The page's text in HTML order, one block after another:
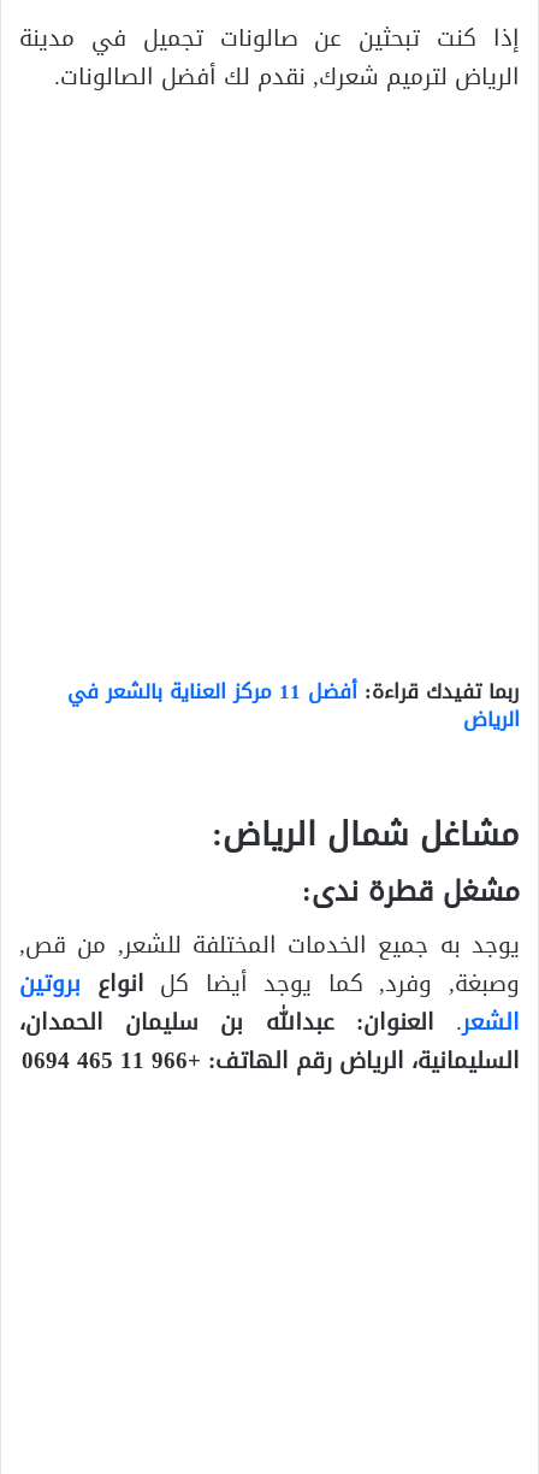
إذا كنت تبحثين عن صالونات تجميل في مدينة
الرياض لترميم شعرك, نقدم لك أفضل الصالونات.
ربما تفيدك قراءة: أفضل 11 مركز العناية بالشعر في
الرياض
مشاغل شمال الرياض:
مشغل قطرة ندى:
يوجد به جميع الخدمات المختلفة للشعر, من قص,
وصبغة, وفرد, كما يوجد أيضا كل انواع بروتين
الشعر. العنوان: عبدالله بن سليمان الحمدان،
السليمانية، الرياض رقم الهاتف: +966 11 465 0694